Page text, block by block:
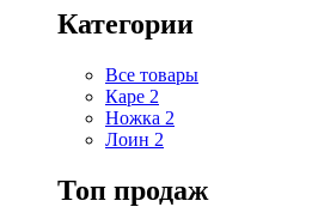
Категории
Все товары
Каре 2
Ножка 2
Лоин 2
Топ продаж